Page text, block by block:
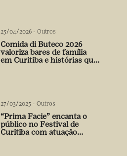
25/04/2026 - Outros
Comida di Buteco 2026
valoriza bares de família
em Curitiba e histórias que
27/03/2025 - Outros
“Prima Facie” encanta o
público no Festival de
Curitiba com atuação